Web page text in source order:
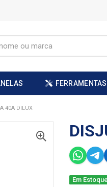
FERRAMENTAS
40A DILUX
Em Estoque